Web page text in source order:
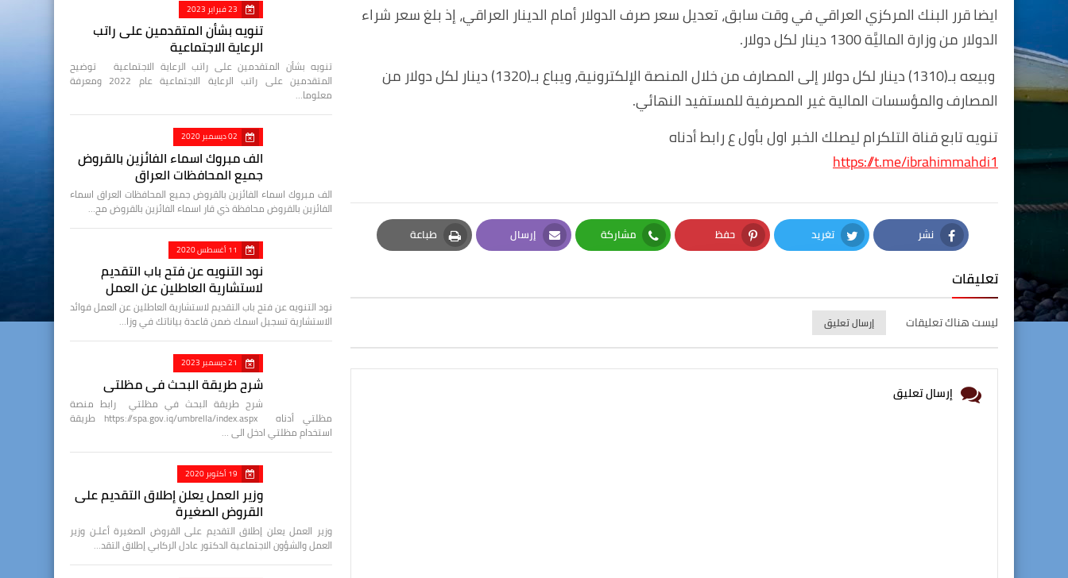
ايضا قرر البنك المركزي العراقي في وقت سابق، تعديل سعر صرف الدولار أمام الدينار العراقي، إذ بلغ سعر شراء
الدولار من وزارة الماليَّة 1300 دينار لكل دولار.
وبيعه بـ(1310) دينار لكل دولار إلى المصارف من خلال المنصة الإلكترونية، ويباع بـ(1320) دينار لكل دولار من
المصارف والمؤسسات المالية غير المصرفية للمستفيد النهائي.
تنويه تابع قناة التلكرام ليصلك الخبر اول بأول ع رابط أدناه
https://t.me/ibrahimmahdi1
نشر
Facebook
تغريد
Twitter
حفظ
Pinterest
مشاركة
Whatsapp
إرسال
Email
طباعة
Print
تعليقات
ليست هناك تعليقات إرسال تعليق
إرسال تعليق
23 فبراير 2023
تنويه بشأن المتقدمين على راتب
الرعاية الاجتماعية
تنويه بشأن المتقدمين على راتب الرعاية الاجتماعية توضيح
المتقدمين على راتب الرعاية الاجتماعية عام 2022 ومعرفة
معلوما…
02 ديسمبر 2020
الف مبروك اسماء الفائزين بالقروض
جميع المحافظات العراق
الف مبروك اسماء الفائزين بالقروض جميع المحافظات العراق اسماء
الفائزين بالقروض محافظة ذي قار اسماء الفائزين بالقروض مح…
11 أغسطس 2020
نود التنويه عن فتح باب التقديم
لاستشارية العاطلين عن العمل
نود التنويه عن فتح باب التقديم لاستشارية العاطلين عن العمل فوائد
الاستشارية تسجيل اسمك ضمن قاعدة بياناتك في وزا…
21 ديسمبر 2023
شرح طريقة البحث في مظلتي
شرح طريقة البحث في مظلتي رابط منصة
مظلتي أدناه https://spa.gov.iq/umbrella/index.aspx طريقة
استخدام مظلتي ادخل الى …
19 أكتوبر 2020
وزير العمل يعلن إطلاق التقديم على
القروض الصغيرة
وزير العمل يعلن إطلاق التقديم على القروض الصغيرة أعلـن وزير
العمل والشؤون الاجتماعية الدكتور عادل الركابي إطلاق التقد…